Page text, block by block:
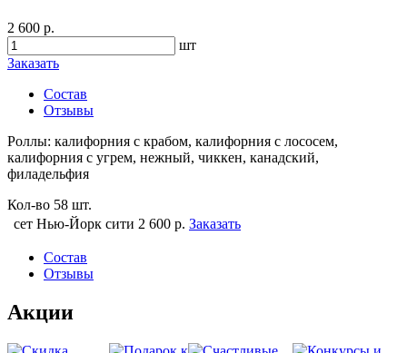
2 600 р.
шт
Заказать
Состав
Отзывы
Роллы: калифорния с крабом, калифорния с лососем,
калифорния с угрем, нежный, чиккен, канадский,
филадельфия
Кол-во 58 шт.
сет Нью-Йорк сити 2 600 р. Заказать
Состав
Отзывы
Акции